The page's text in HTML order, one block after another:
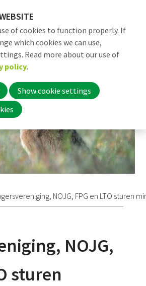
NOJG, FPG en LTO sturen
NOJG,
sturen
Home
Nieuwsbrief
of cookies to function properly. If
which cookies we can use,
Read more about our use of
policy.
Show cookie settings